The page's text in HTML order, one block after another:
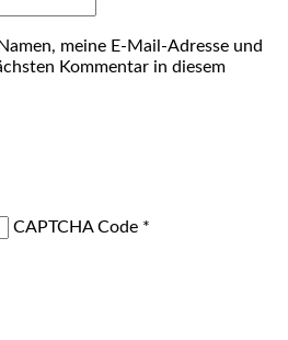
meine E-Mail-Adresse und
Kommentar in diesem
CAPTCHA Code *